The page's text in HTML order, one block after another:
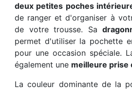
deux petites poches
de ranger et d'organiser à
de votre trousse. Sa
permet d'utiliser la pochette
pour une occasion spéciale.
également une meilleure prise
La couleur dominante de la